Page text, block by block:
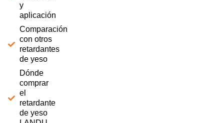
y
aplicación
Comparación
con otros
retardantes
de yeso
Dónde
comprar
el
retardante
de yeso